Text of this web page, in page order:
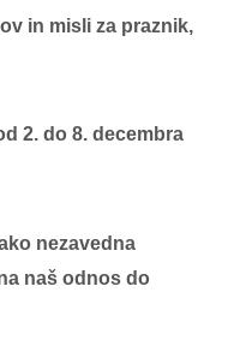
in misli za praznik,
2. do 8. decembra
nezavedna
naš odnos do